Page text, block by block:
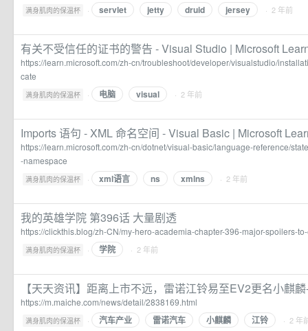
满身肌肉的保温杯 · servlet jetty druid jersey · 2 年前
有关不受信任的证书的警告 - Visual Studio | Microsoft
https://learn.microsoft.com/zh-cn/troubleshoot/developer/visualstudio/
cate
满身肌肉的保温杯 · 电脑 visual · 2 年前
Imports 语句 - XML 命名空间 - Visual Basic | Microsoft
https://learn.microsoft.com/zh-cn/dotnet/visual-basic/language-reference/
-namespace
满身肌肉的保温杯 · xml语言 ns xmlns · 2 年前
我的英雄学院 第396话 大量剧透
https://clickthis.blog/zh-CN/my-hero-academia-chapter-396-major-spoilers-
满身肌肉的保温杯 · 学院 · 2 年前
【天天资讯】距离上市不远，雷诺江铃易至EV2更名小麒
https://m.maiche.com/news/detail/2838169.html
满身肌肉的保温杯 · 汽车产业 雷诺汽车 小麒麟 江铃 · 2 年